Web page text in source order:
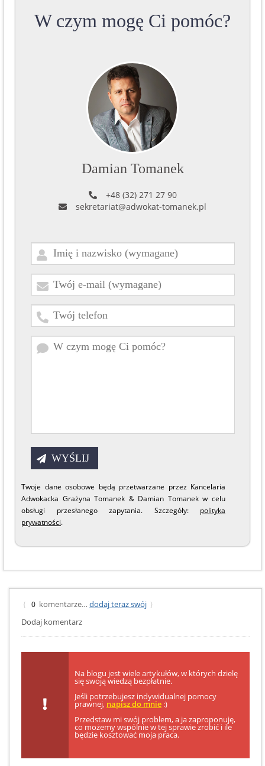
W czym mogę Ci pomóc?
Damian Tomanek
+48 (32) 271 27 90
sekretariat@adwokat-tomanek.pl
Twoje dane osobowe będą przetwarzane przez Kancelaria
Adwokacka Grażyna Tomanek & Damian Tomanek w celu
obsługi przesłanego zapytania. Szczegóły: polityka
prywatności.
{ 0 komentarze… dodaj teraz swój }
Dodaj komentarz
Na blogu jest wiele artykułów, w których dzielę
się swoją wiedzą bezpłatnie.
Jeśli potrzebujesz indywidualnej pomocy
prawnej, napisz do mnie :)
Przedstaw mi swój problem, a ja zaproponuję,
co możemy wspólnie w tej sprawie zrobić i ile
będzie kosztować moja praca.